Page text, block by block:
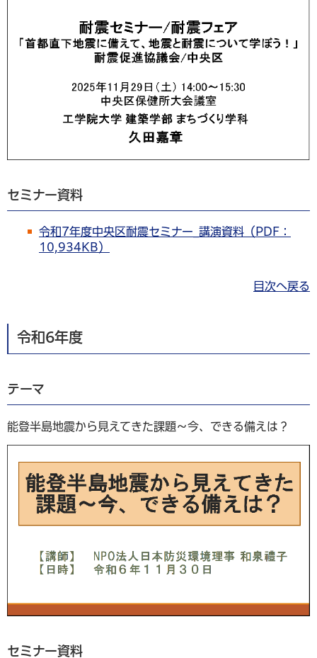
セミナー資料
令和7年度中央区耐震セミナー_講演資料（PDF：
10,934KB）
目次へ戻る
令和6年度
テーマ
能登半島地震から見えてきた課題～今、できる備えは？
セミナー資料